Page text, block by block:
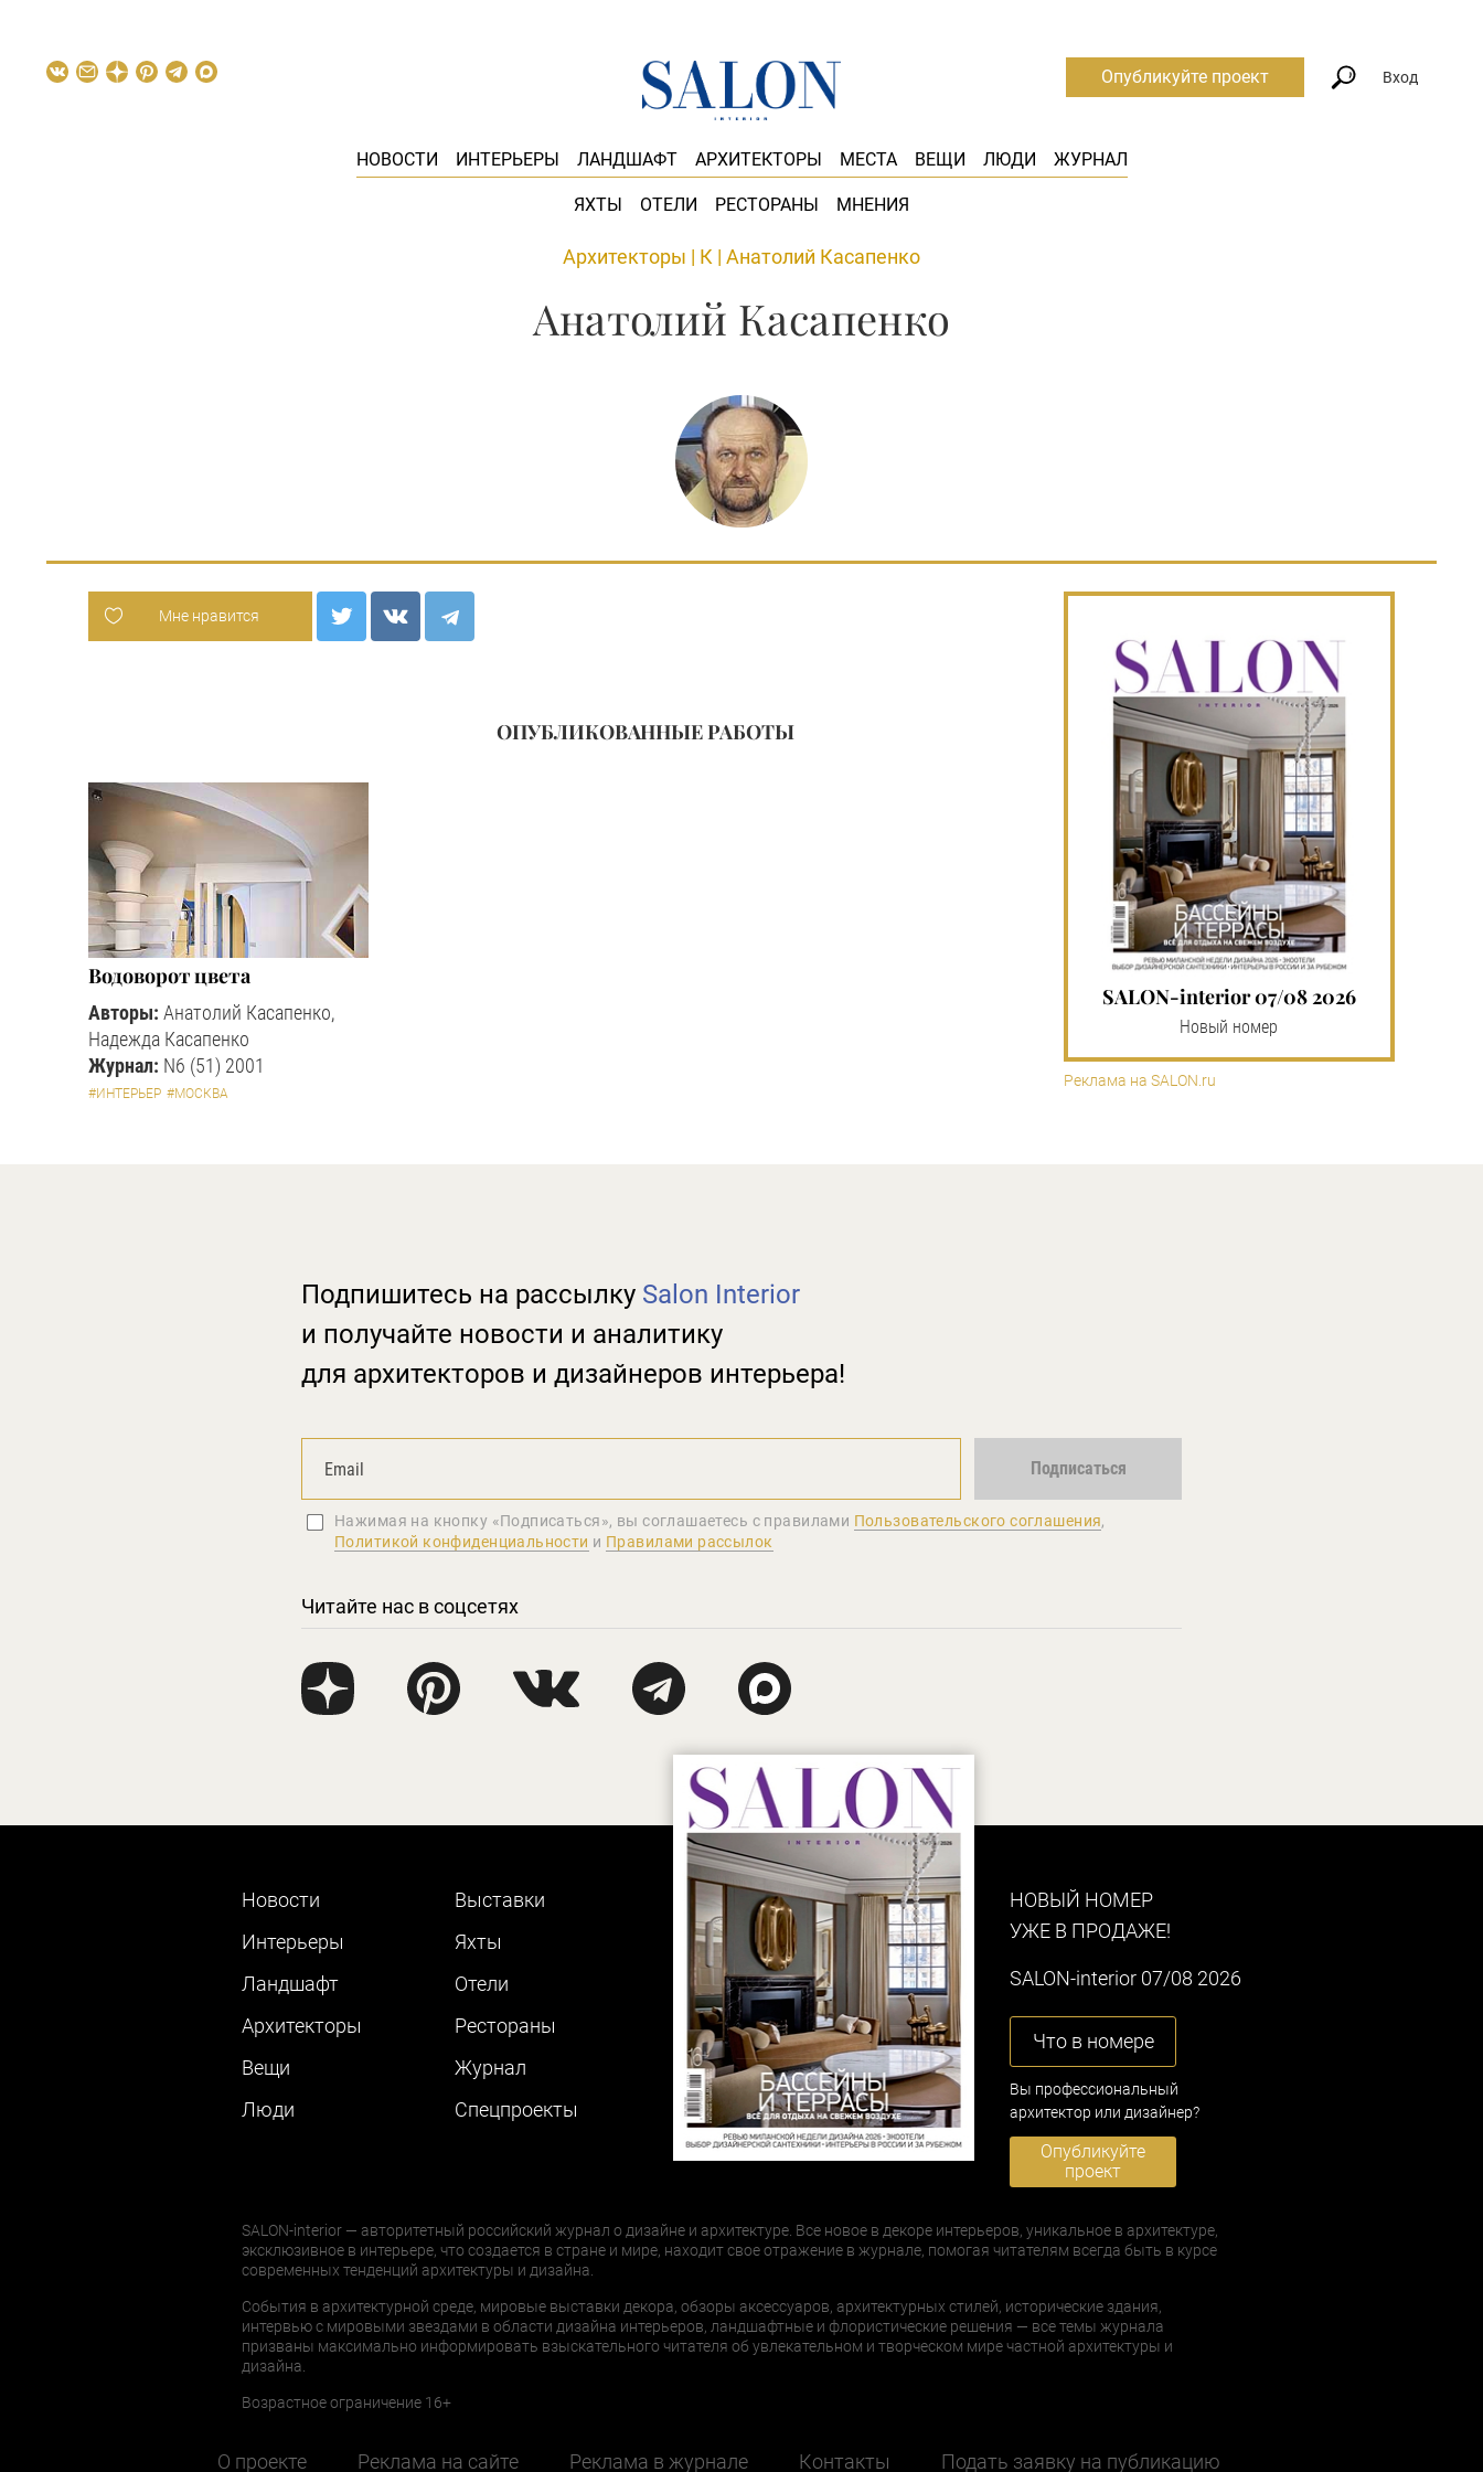
НОВОСТИ ИНТЕРЬЕРЫ ЛАНДШАФТ АРХИТЕКТОРЫ МЕСТА ВЕЩИ ЛЮДИ ЖУРНАЛ
ЯХТЫ ОТЕЛИ РЕСТОРАНЫ МНЕНИЯ
Опубликуйте проект Вход
Архитекторы | К | Анатолий Касапенко
Анатолий Касапенко
Мне нравится
ОПУБЛИКОВАННЫЕ РАБОТЫ
Водоворот цвета
Авторы: Анатолий Касапенко,
Надежда Касапенко
Журнал: N6 (51) 2001
#ИНТЕРЬЕР #МОСКВА
SALON-interior 07/08 2026
Новый номер
Реклама на SALON.ru
Подпишитесь на рассылку Salon Interior
и получайте новости и аналитику
для архитекторов и дизайнеров интерьера!
Подписаться
Нажимая на кнопку «Подписаться», вы соглашаетеcь с правилами Пользовательского соглашения,
Политикой конфиденциальности и Правилами рассылок
Читайте нас в соцсетях
Новости
Интерьеры
Ландшафт
Архитекторы
Вещи
Люди
Выставки
Яхты
Отели
Рестораны
Журнал
Cпецпроекты
НОВЫЙ НОМЕР
УЖЕ В ПРОДАЖЕ!
SALON-interior 07/08 2026
Что в номере
Вы профессиональный
архитектор или дизайнер?
Опубликуйте
проект
SALON-interior — авторитетный российский журнал о дизайне и архитектуре. Все новое в декоре интерьеров, уникальное в архитектуре,
эксклюзивное в интерьере, что создается в стране и мире, находит свое отражение в журнале, помогая читателям всегда быть в курсе
современных тенденций архитектуры и дизайна.
События в архитектурной среде, мировые выставки декора, обзоры аксессуаров, архитектурных стилей, исторические здания,
интервью с мировыми звездами в области дизайна интерьеров, ландшафтные и флористические решения — все темы журнала
призваны максимально информировать взыскательного читателя об увлекательном и творческом мире частной архитектуры и
дизайна.
Возрастное ограничение 16+
О проекте Реклама на сайте Реклама в журнале Контакты Подать заявку на публикацию